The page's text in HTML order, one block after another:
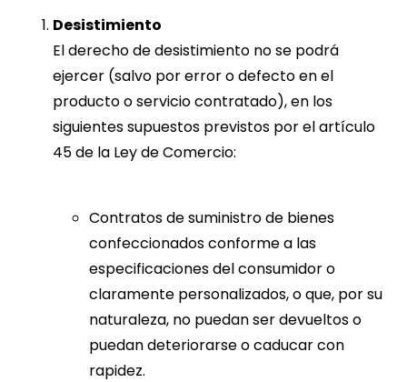
Desistimiento
El derecho de desistimiento no se podrá
ejercer (salvo por error o defecto en el
producto o servicio contratado), en los
siguientes supuestos previstos por el artículo
45 de la Ley de Comercio:
Contratos de suministro de bienes
confeccionados conforme a las
especificaciones del consumidor o
claramente personalizados, o que, por su
naturaleza, no puedan ser devueltos o
puedan deteriorarse o caducar con
rapidez.